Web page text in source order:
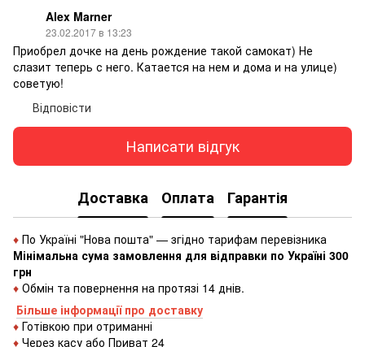
Alex Marner
23.02.2017 в 13:23
Приобрел дочке на день рождение такой самокат) Не
слазит теперь с него. Катается на нем и дома и на улице)
советую!
Відповісти
Написати відгук
Доставка Оплата Гарантія
♦ По Україні "Нова пошта" — згідно тарифам перевізника
Мінімальна сума замовлення для відправки по Україні 300
грн
♦ Обмін та повернення на протязі 14 днів.
Більше інформації про доставку
♦ Готівкою при отриманні
♦ Через касу або Приват 24